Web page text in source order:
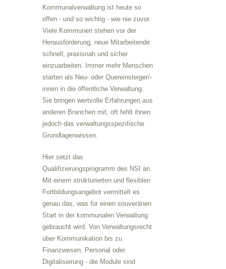
Kommunalverwaltung ist heute so
offen - und so wichtig - wie nie zuvor.
Viele Kommunen stehen vor der
Herausforderung, neue Mitarbeitende
schnell, praxisnah und sicher
einzuarbeiten. Immer mehr Menschen
starten als Neu- oder Quereinsteiger/-
innen in die öffentliche Verwaltung.
Sie bringen wertvolle Erfahrungen aus
anderen Branchen mit, oft fehlt ihnen
jedoch das verwaltungsspezifische
Grund­la­gen­wis­sen.
Hier setzt das
Qualifizierungsprogramm des NSI an.
Mit einem strukturierten und flexiblen
Fortbildungsangebot vermittelt es
genau das, was für einen souveränen
Start in der kommunalen Verwaltung
gebraucht wird. Von Verwaltungsrecht
über Kommunikation bis zu
Finanzwesen, Personal oder
Digitalisierung - die Module sind